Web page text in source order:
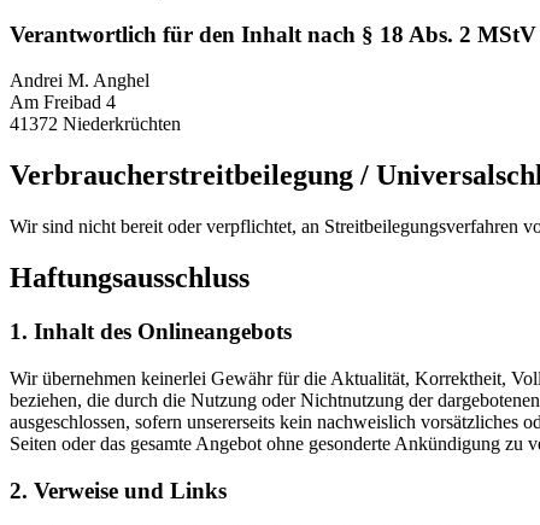
Verantwortlich für den Inhalt nach § 18 Abs. 2 MStV
Andrei M. Anghel
Am Freibad 4
41372 Niederkrüchten
Verbraucherstreitbeilegung /
Wir sind nicht bereit oder verpflichtet, an Streitbeilegungsverfahren
Haftungsausschluss
1. Inhalt des Onlineangebots
Wir übernehmen keinerlei Gewähr für die Aktualität, Korrektheit,
beziehen, die durch die Nutzung oder Nichtnutzung der
ausgeschlossen, sofern unsererseits kein nachweislich
Seiten oder das gesamte Angebot ohne gesonderte Ankündigung
2. Verweise und Links